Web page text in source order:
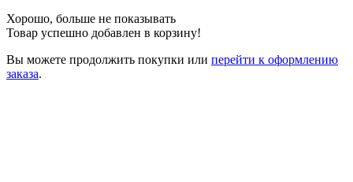
Хорошо, больше не показывать
Товар успешно добавлен в корзину!
Вы можете продолжить покупки или перейти к оформлению
заказа.